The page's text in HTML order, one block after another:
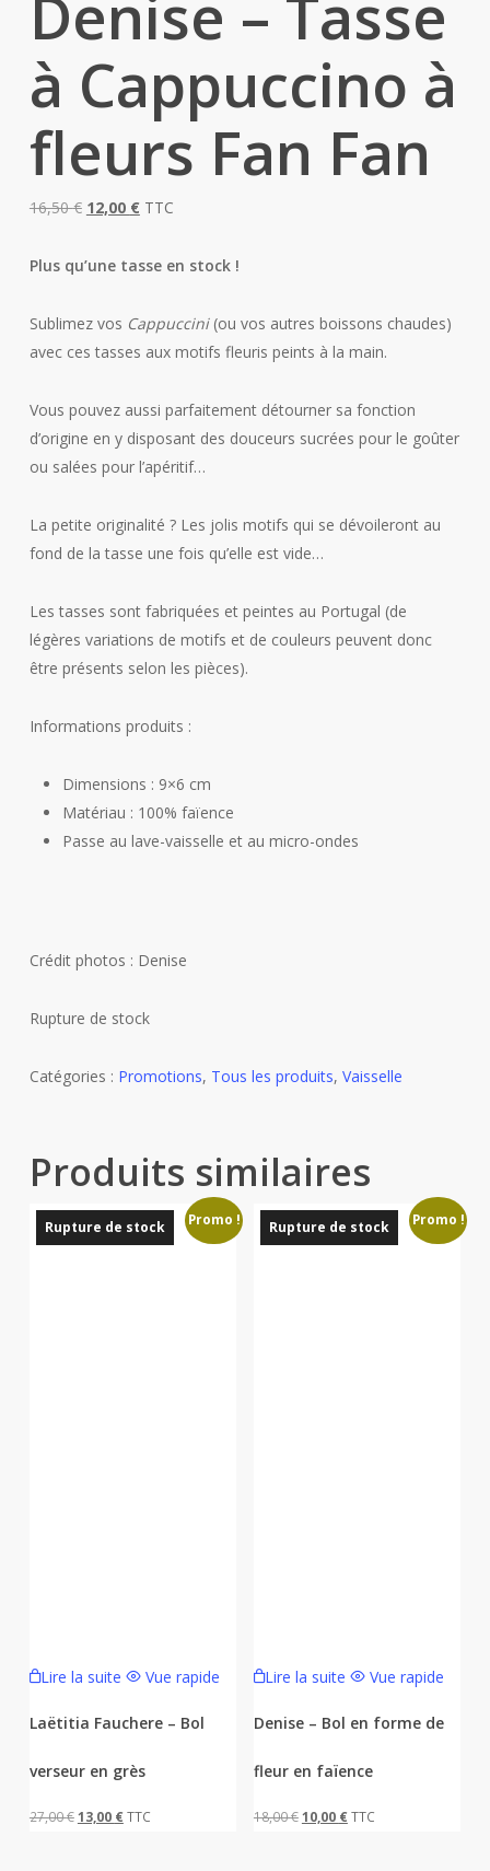
Denise – Tasse
à Cappuccino à
fleurs Fan Fan
16,50€ Le
initial
16,50 €.
12,00 €Le
actuel
12,00 €.
TTC
Plus qu’une tasse en stock !
Sublimez vos Cappuccini(ou vos autres boissons chaudes)
avec ces tasses aux motifs fleuris peints à la main.
Vous pouvez aussi parfaitement détourner sa fonction
d’origine en y disposant des douceurs sucrées pour le goûter
ou salées pour l’apéritif…
La petite originalité ? Les jolis motifs qui se dévoileront au
fond de la tasse une fois qu’elle est vide…
Les tasses sont fabriquées et peintes au Portugal (de
légères variations de motifs et de couleurs peuvent donc
être présents selon les pièces).
Informations produits :
Dimensions : 9×6 cm
Matériau : 100% faïence
Passe au lave-vaisselle et au micro-ondes
Crédit photos : Denise
Rupture de stock
Catégories : Promotions, Tous les produits, Vaisselle
Produits similaires
Rupture de stock Promo !
Lire la suite Vue rapide
Laëtitia Fauchere – Bol
verseur en grès
27,00€Le
13,00 €Le
TTC
Rupture de stock Promo !
Lire la suite Vue rapide
Denise – Bol en forme de
fleur en faïence
18,00€Le
10,00 €Le
TTC